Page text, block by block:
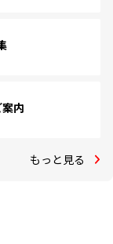
内
もっと見る